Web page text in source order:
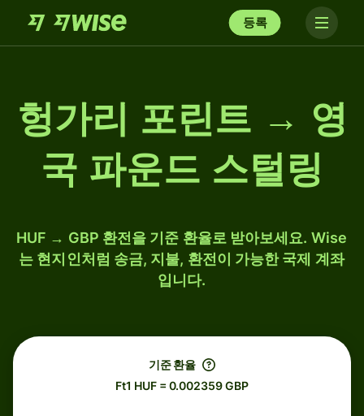
등록
헝가리 포린트 → 영
국 파운드 스털링
HUF → GBP 환전을 기준 환율로 받아보세요. Wise
는 현지인처럼 송금, 지불, 환전이 가능한 국제 계좌
입니다.
기준 환율
Ft1 HUF = 0.002359 GBP